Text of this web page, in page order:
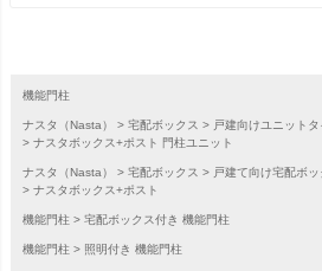
機能門柱
ナスタ（Nasta） 宅配ボックス
戸建向けユニット
ナスタボックス+ポスト 門柱ユニット
ナスタ（Nasta） 宅配ボックス
戸建て向け宅配ボ
ナスタボックス+ポスト
機能門柱 宅配ボックス付き 機能門柱
機能門柱 照明付き 機能門柱